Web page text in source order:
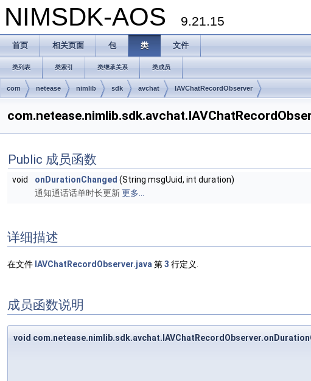
NIMSDK-AOS 9.21.15
首页 相关页面 包 类 文件
类列表 类索引 类继承关系 类成员
com netease nimlib sdk avchat IAVChatRecordObserver
Public 成员函数
void onDurationChanged (String msgUuid, int duration)
通知通话话单时长更新更多...
详细描述
在文件 IAVChatRecordObserver.java 第3 行定义.
成员函数说明
void